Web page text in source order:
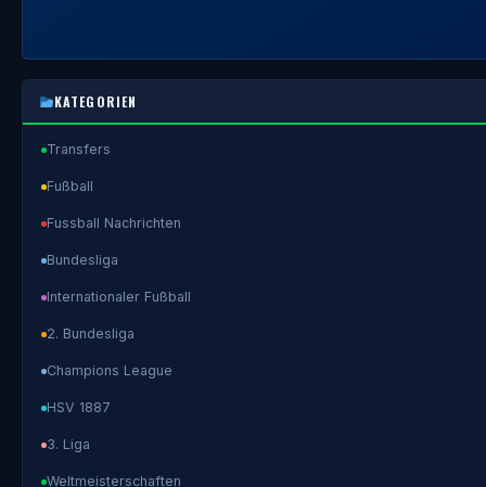
KATEGORIEN
Transfers
Fußball
Fussball Nachrichten
Bundesliga
Internationaler Fußball
2. Bundesliga
Champions League
HSV 1887
3. Liga
Weltmeisterschaften